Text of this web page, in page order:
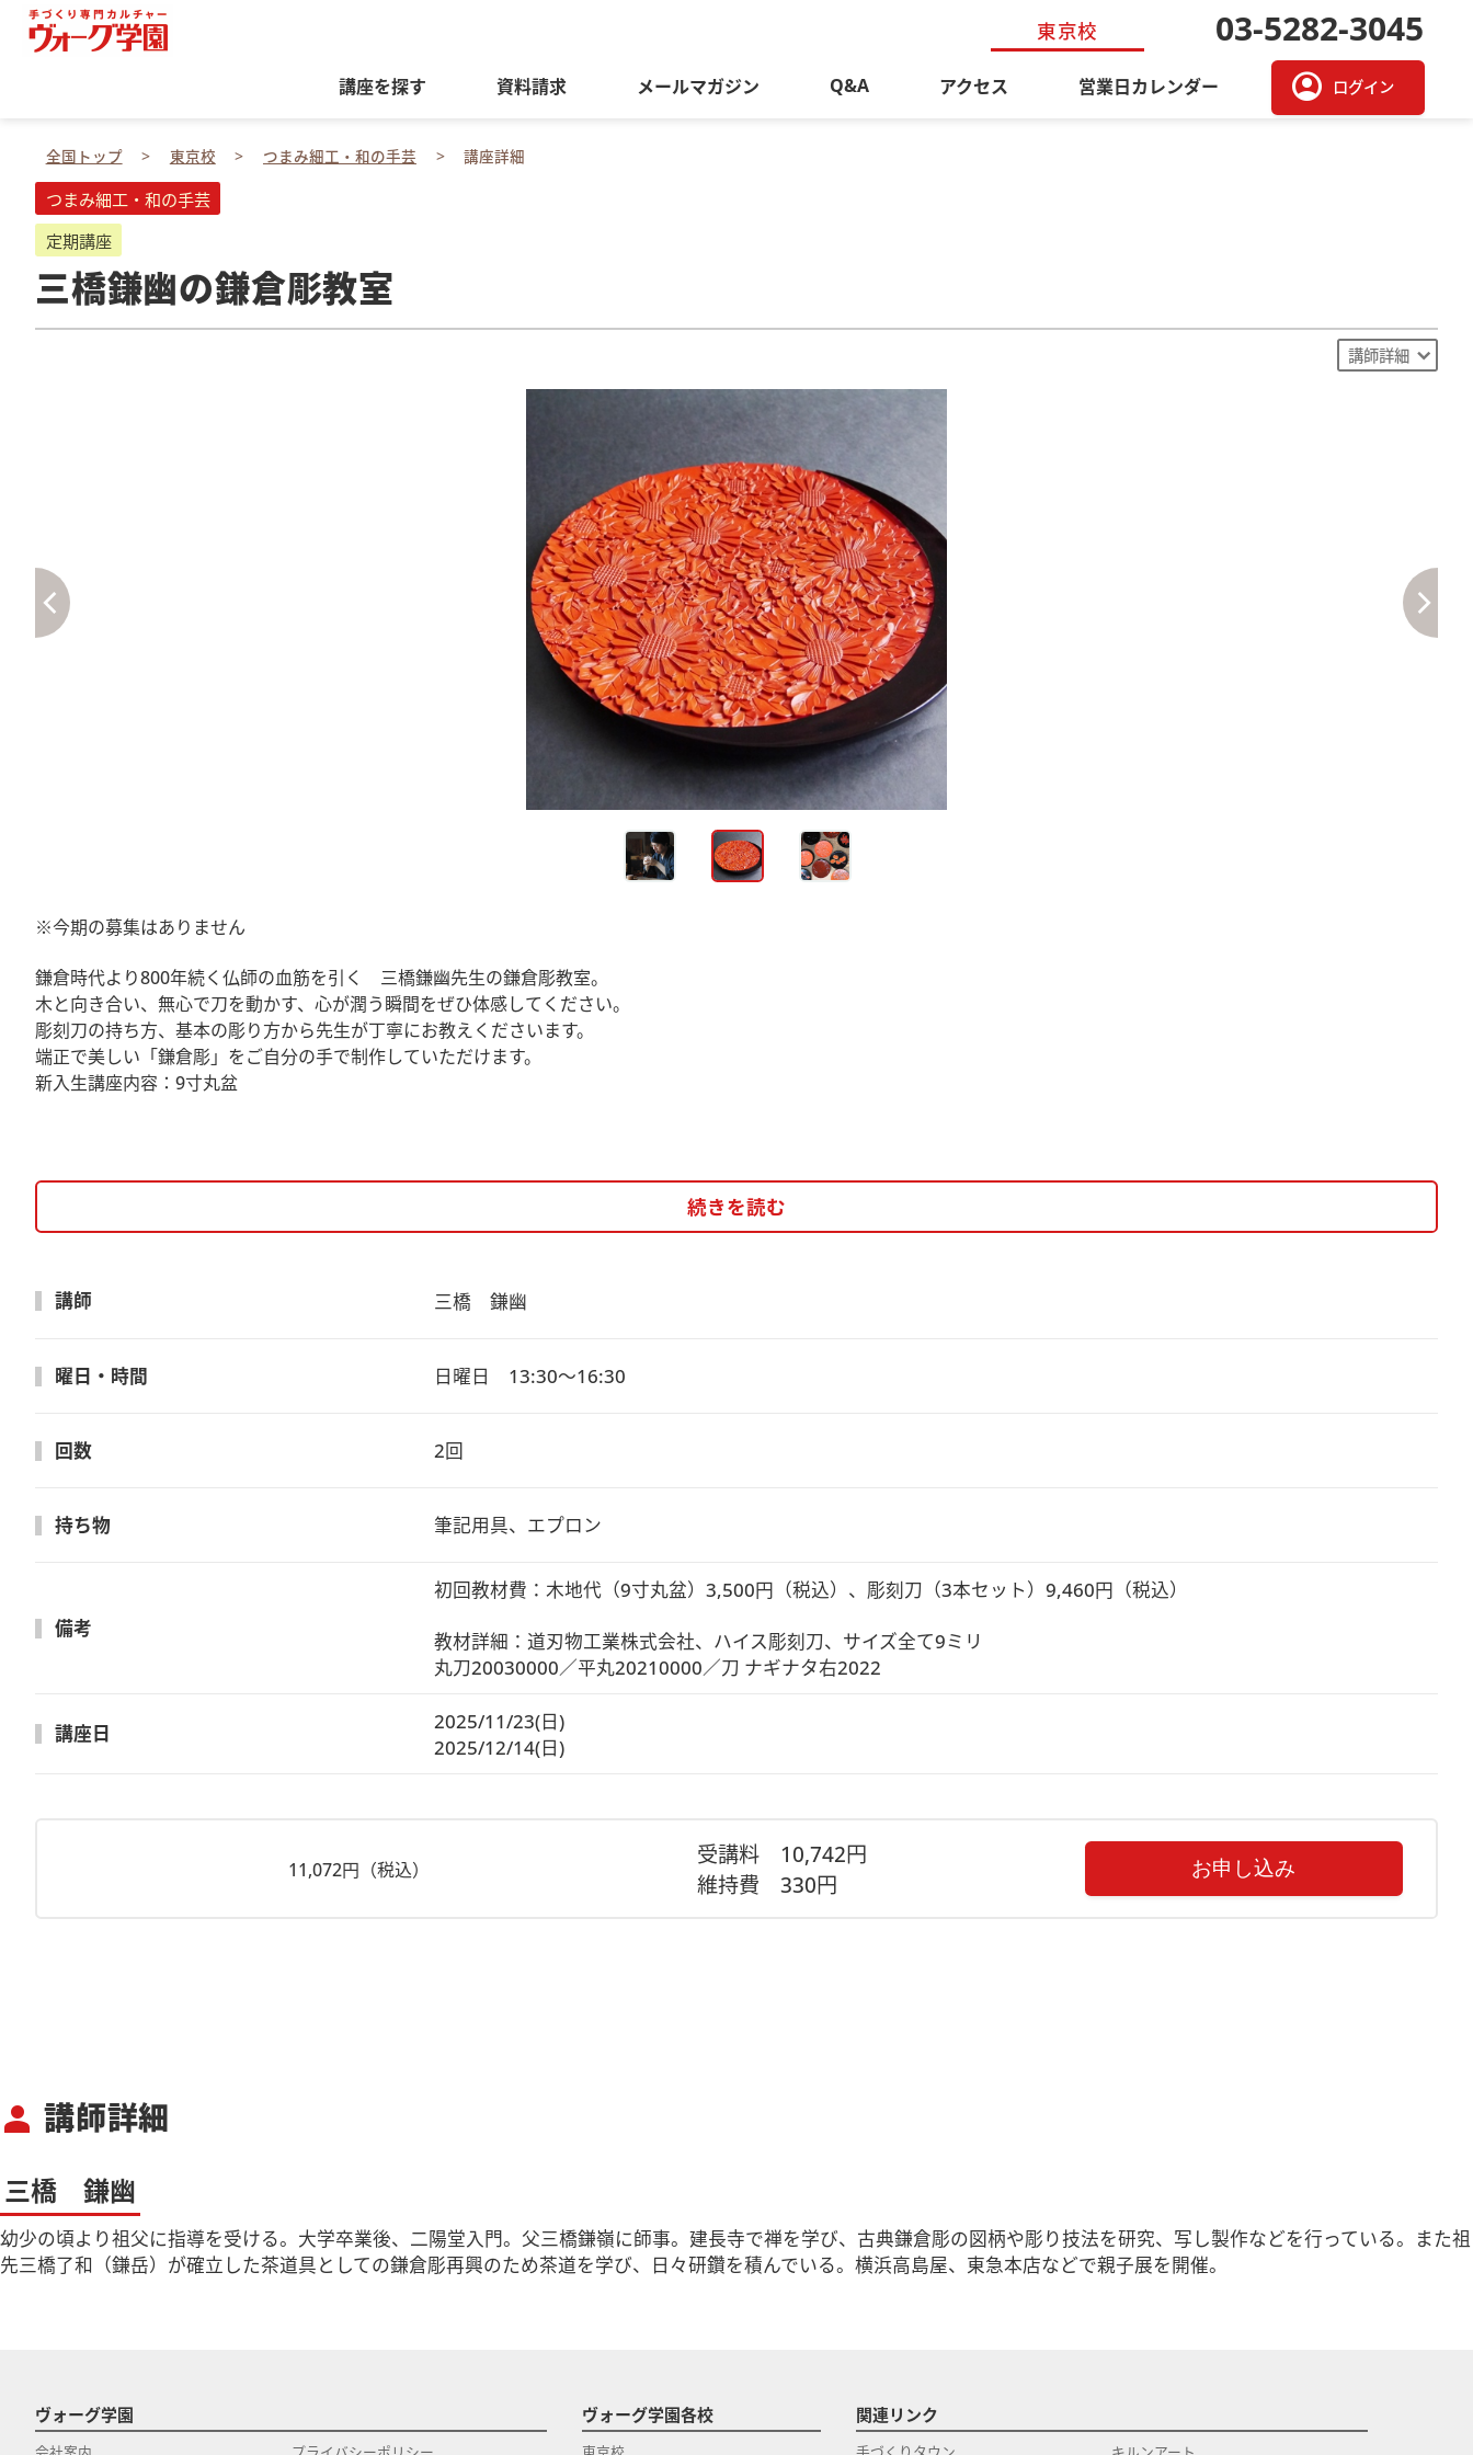
東京校 03-5282-3045
講座を探す 資料請求 メールマガジン Q&A アクセス 営業日カレンダー account_circle ログイン
全国トップ 東京校 つまみ細工・和の手芸 講座詳細
つまみ細工・和の手芸
定期講座
三橋鎌幽の鎌倉彫教室
講師詳細
※今期の募集はありません
鎌倉時代より800年続く仏師の血筋を引く 三橋鎌幽先生の鎌倉彫教室。
木と向き合い、無心で刀を動かす、心が潤う瞬間をぜひ体感してください。
彫刻刀の持ち方、基本の彫り方から先生が丁寧にお教えくださいます。
端正で美しい「鎌倉彫」をご自分の手で制作していただけます。
新入生講座内容：9寸丸盆
続きを読む
講師 三橋　鎌幽
曜日・時間 日曜日　13:30～16:30
回数 2回
持ち物 筆記用具、エプロン
備考
初回教材費：木地代（9寸丸盆）3,500円（税込）、彫刻刀（3本セット）9,460円（税込）
教材詳細：道刃物工業株式会社、ハイス彫刻刀、サイズ全て9ミリ
丸刀20030000／平丸20210000／刀 ナギナタ右2022
講座日
2025/11/23(日)
2025/12/14(日)
11,072円（税込）
受講料 10,742円
維持費330円
お申し込み
person 講師詳細
三橋 鎌幽
幼少の頃より祖父に指導を受ける。大学卒業後、二陽堂入門。父三橋鎌嶺に師事。建長寺で禅を学び、古典鎌倉彫の図柄や彫り技法を研究、写し製作などを行っている。また祖
先三橋了和（鎌岳）が確立した茶道具としての鎌倉彫再興のため茶道を学び、日々研鑽を積んでいる。横浜高島屋、東急本店などで親子展を開催。
ヴォーグ学園 ヴォーグ学園各校 関連リンク